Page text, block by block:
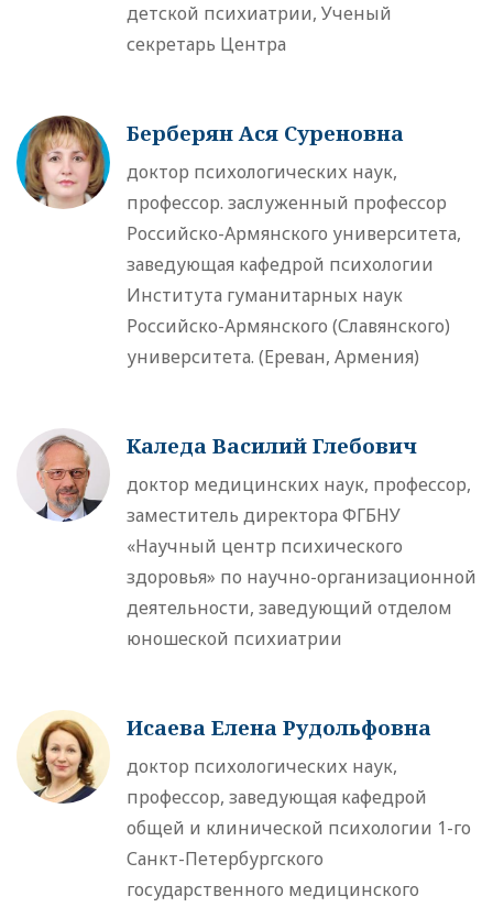
детской психиатрии, Ученый
секретарь Центра
Берберян Ася Суреновна
доктор психологических наук,
профессор. заслуженный профессор
Российско-Армянского университета,
заведующая кафедрой психологии
Института гуманитарных наук
Российско-Армянского (Славянского)
университета. (Ереван, Армения)
Каледа Василий Глебович
доктор медицинских наук, профессор,
заместитель директора ФГБНУ
«Научный центр психического
здоровья» по научно-организационной
деятельности, заведующий отделом
юношеской психиатрии
Исаева Елена Рудольфовна
доктор психологических наук,
профессор, заведующая кафедрой
общей и клинической психологии 1-го
Санкт-Петербургского
государственного медицинского